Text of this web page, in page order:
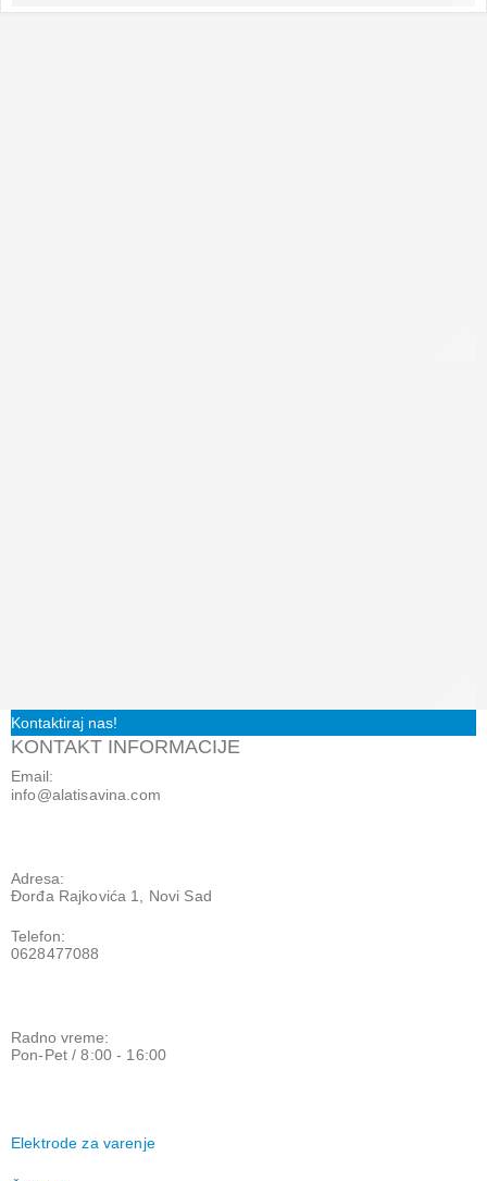
Kontaktiraj nas!
KONTAKT INFORMACIJE
Email:
info@alatisavina.com
Adresa:
Đorđa Rajkovića 1, Novi Sad
Telefon:
0628477088
Radno vreme:
Pon-Pet / 8:00 - 16:00
Elektrode za varenje